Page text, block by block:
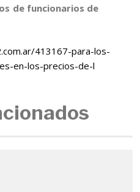
de funcionarios de
413167-para-los-
en-los-precios-de-l